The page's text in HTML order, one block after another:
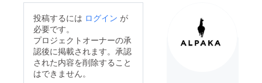
投稿するには ログイン が
必要です。
プロジェクトオーナーの承
認後に掲載されます。承認
された内容を削除すること
はできません。